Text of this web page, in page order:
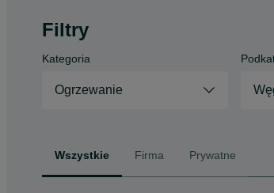
Filtry
Kategoria
Ogrzewanie
Wszystkie Firma Prywatne